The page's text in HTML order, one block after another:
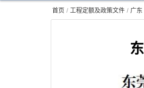
首页 工程定额及政策文件 广东